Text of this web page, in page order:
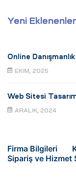
Yeni Eklenenler
Online Danışmanlık
EKIM, 2025
Web Sitesi
ARALIK, 2024
Firma Bilgileri
Sipariş ve Hizmet